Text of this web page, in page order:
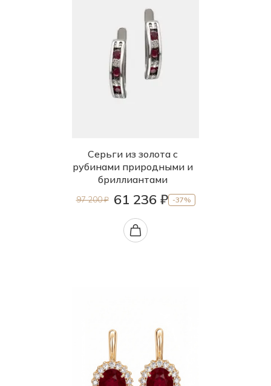
Серьги из золота с
рубинами природными и
бриллиантами
97 200 ₽ 61 236 ₽ -37%